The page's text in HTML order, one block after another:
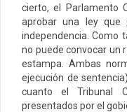
cierto, el Parlamento
aprobar una ley que
independencia. Como
no puede convocar un
estampa. Ambas
ejecución de
cuanto el Tribunal
presentados por el